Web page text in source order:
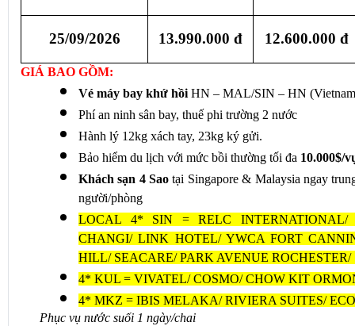
30/08/2026 16.500.000 đ 14.900.000 đ
25/09/2026 13.990.000 đ 12.600.000 đ
GIÁ BAO GỒM:
Vé máy bay khứ hồi HN – MAL/SIN – HN
Phí an ninh sân bay, thuế phi trường 2 nước
Hành lý 12kg xách tay, 23kg ký gửi.
Bảo hiểm du lịch với mức bồi thường tối đa 10.000$/
Khách sạn 4 Sao
người/phòng
LOCAL 4* SIN = RELC INTERNATIONAL/
CHANGI/ LINK HOTEL/ YWCA FORT
HILL/ SEACARE/ PARK AVENUE
4* KUL = VIVATEL/ COSMO/ CHOW KIT
4* MKZ = IBIS MELAKA/ RIVIERA SUITES/